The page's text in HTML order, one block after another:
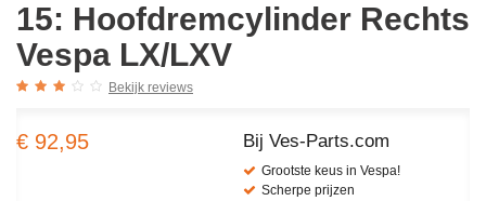
15: Hoofdremcylinder Rechts
Vespa LX/LXV
Bekijk reviews
€ 92,95 Bij Ves-Parts.com
Grootste keus in Vespa!
Scherpe prijzen